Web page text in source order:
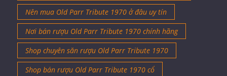
Nên mua Old Parr Tribute 1970 ở đâu uy tín
Nơi bán rượu Old Parr Tribute 1970 chính hãng
Shop chuyên săn rượu Old Parr Tribute 1970
Shop bán rượu Old Parr Tribute 1970 cổ